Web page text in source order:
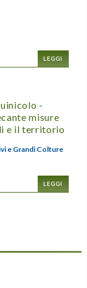
LEGGI
-
misure
e il territorio
e Grandi Colture
LEGGI